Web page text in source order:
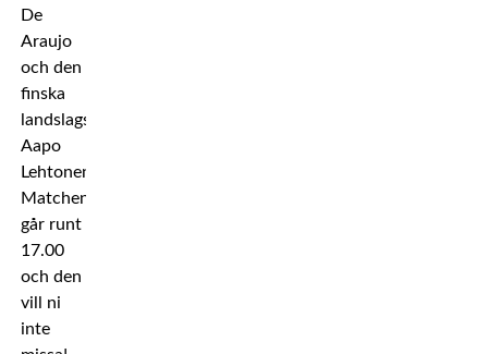
De
Araujo
och den
finska
landslagsboxaren
Aapo
Lehtonen.
Matchen
går runt
17.00
och den
vill ni
inte